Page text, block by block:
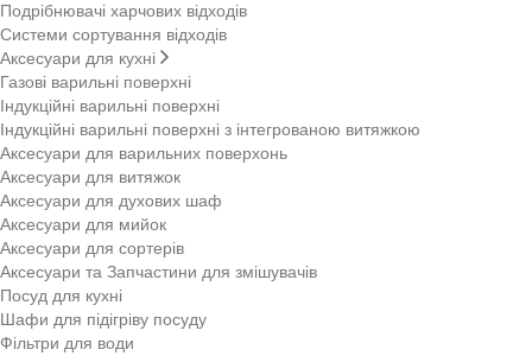
Подрібнювачі харчових відходів
Системи сортування відходів
Аксесуари для кухні
Газові варильні поверхні
Індукційні варильні поверхні
Індукційні варильні поверхні з інтегрованою витяжкою
Аксесуари для варильних поверхонь
Аксесуари для витяжок
Аксесуари для духових шаф
Аксесуари для мийок
Аксесуари для сортерів
Аксесуари та Запчастини для змішувачів
Посуд для кухні
Шафи для підігріву посуду
Фільтри для води